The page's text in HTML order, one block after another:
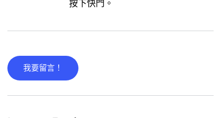
按下快門。
我要留言！